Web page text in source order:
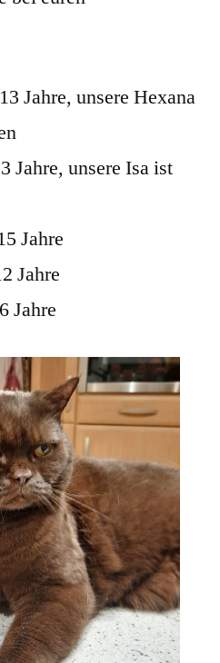
Jahre, unsere Hexana
Jahre, unsere Isa ist
Jahre
Jahre
Jahre